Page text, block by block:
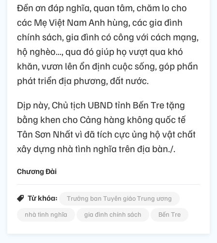
Đền ơn đáp nghĩa, quan tâm, chăm lo cho
các Mẹ Việt Nam Anh hùng, các gia đình
chính sách, gia đình có công với cách mạng,
hộ nghèo..., qua đó giúp họ vượt qua khó
khăn, vươn lên ổn định cuộc sống, góp phần
phát triển địa phương, đất nước.
Dịp này, Chủ tịch UBND tỉnh Bến Tre tặng
bằng khen cho Cảng hàng không quốc tế
Tân Sơn Nhất vì đã tích cực ủng hộ vật chất
xây dựng nhà tình nghĩa trên địa bàn./.
Chương Đài
Từ khóa:
Trưởng ban Tuyên giáo Trung ương
nhà tình nghĩa
gia đình chính sách Bến Tre